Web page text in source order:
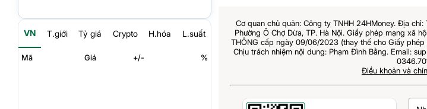
VN T.giới Tỷ giá Crypto H.hóa L.suất
Mã Giá +/- %
Cơ quan chủ quản: Công ty TNHH 24HMoney. Địa
Phường Ô Chợ Dừa, TP. Hà Nội. Giấy phép mạng xã
THÔNG cấp ngày 09/06/2023 (thay thế cho Giấy
Chịu trách nhiệm nội dung: Phạm Đình Bằng. Email:
Điều khoản và